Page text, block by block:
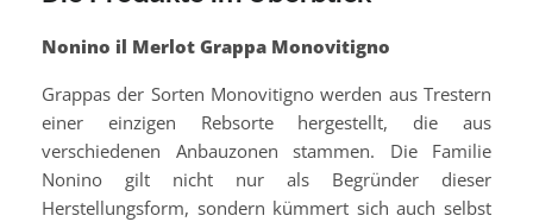
Nonino il Merlot Grappa Monovitigno
Grappas der Sorten Monovitigno werden aus Trestern
einer einzigen Rebsorte hergestellt, die aus
verschiedenen Anbauzonen stammen. Die Familie
Nonino gilt nicht nur als Begründer dieser
Herstellungsform, sondern kümmert sich auch selbst